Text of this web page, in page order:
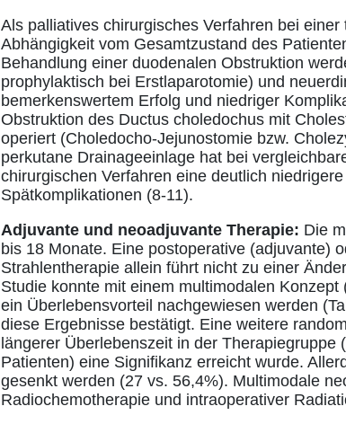
Als palliatives chirurgisches Verfahren bei
Abhängigkeit vom Gesamtzustand des
Behandlung einer duodenalen Obstruktion
prophylaktisch bei Erstlaparotomie) und
bemerkenswertem Erfolg und niedriger
Obstruktion des Ductus choledochus mit
operiert (Choledocho-Jejunostomie bzw.
perkutane Drainageeinlage hat bei
chirurgischen Verfahren eine deutlich
Spätkomplikationen (8-11).
Adjuvante und neoadjuvante Therapie: Die
bis 18 Monate. Eine postoperative (adjuvante)
Strahlentherapie allein führt nicht zu einer
Studie konnte mit einem multimodalen
ein Überlebensvorteil nachgewiesen werden
diese Ergebnisse bestätigt. Eine weitere
längerer Überlebenszeit in der
Patienten) eine Signifikanz erreicht wurde.
gesenkt werden (27 vs. 56,4%). Multimodale
Radiochemotherapie und intraoperativer